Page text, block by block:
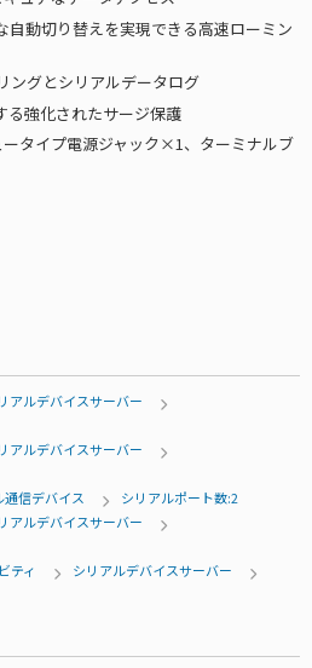
自動切り替えを実現できる高速ローミン
ングとシリアルデータログ
る強化されたサージ保護
タイプ電源ジャック×1、ターミナルブ
アルデバイスサーバー
アルデバイスサーバー
信デバイス
シリアルポート数:2
アルデバイスサーバー
ティ
シリアルデバイスサーバー